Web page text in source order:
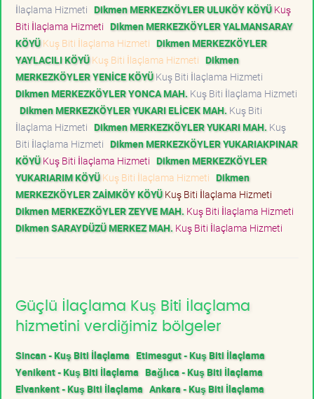
İlaçlama Hizmeti Dikmen MERKEZKÖYLER ULUKÖY KÖYÜKuş
Biti İlaçlama Hizmeti Dikmen MERKEZKÖYLER YALMANSARAY
KÖYÜKuş Biti İlaçlama Hizmeti Dikmen MERKEZKÖYLER
YAYLACILI KÖYÜKuş Biti İlaçlama Hizmeti Dikmen
MERKEZKÖYLER YENİCE KÖYÜKuş Biti İlaçlama Hizmeti
Dikmen MERKEZKÖYLER YONCA MAH. Kuş Biti İlaçlama Hizmeti
Dikmen MERKEZKÖYLER YUKARI ELİCEK MAH. Kuş Biti
İlaçlama Hizmeti Dikmen MERKEZKÖYLER YUKARI MAH. Kuş
Biti İlaçlama Hizmeti Dikmen MERKEZKÖYLER YUKARIAKPINAR
KÖYÜKuş Biti İlaçlama Hizmeti Dikmen MERKEZKÖYLER
YUKARIARIM KÖYÜKuş Biti İlaçlama Hizmeti Dikmen
MERKEZKÖYLER ZAİMKÖY KÖYÜKuş Biti İlaçlama Hizmeti
Dikmen MERKEZKÖYLER ZEYVE MAH. Kuş Biti İlaçlama Hizmeti
Dikmen SARAYDÜZÜ MERKEZ MAH. Kuş Biti İlaçlama Hizmeti
Güçlü İlaçlama Kuş Biti İlaçlama
hizmetini verdiğimiz bölgeler
Sincan - Kuş Biti İlaçlama Etimesgut - Kuş Biti İlaçlama
Yenikent - Kuş Biti İlaçlama Bağlıca - Kuş Biti İlaçlama
Elvankent - Kuş Biti İlaçlama Ankara - Kuş Biti İlaçlama